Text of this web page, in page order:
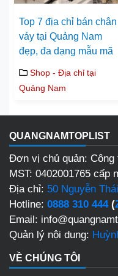
Top 7 địa chỉ bán chân
váy tại Quảng Nam
đẹp, đa dạng mẫu mã
Shop - Địa chỉ tại
Quảng Nam
QUANGNAMTOPLIST
Đơn vị chủ quản: Công
MST: 0402001765 cấp
Địa chỉ: 50 Nguyễn
Hotline: 0888 310 444(
Email:
Quản lý nội dung:
VỀ CHÚNG TÔI